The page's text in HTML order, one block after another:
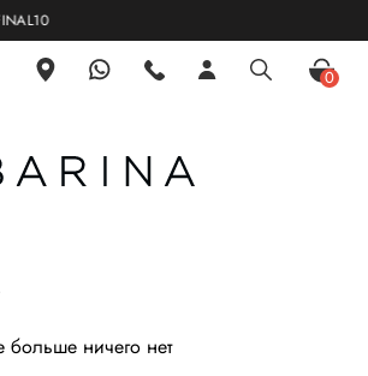
0
ничего нет